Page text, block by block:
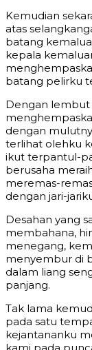
Kemudian
atas
batang
kepala
batang pelirku
Dengan lembut
dengan
terlihat olehku
ikut terpantul-
berusaha
meremas-
dengan jari-
Desahan yang
membahana,
menegang,
menyembur di
dalam liang
panjang.
Tak lama
pada satu
kejantananku